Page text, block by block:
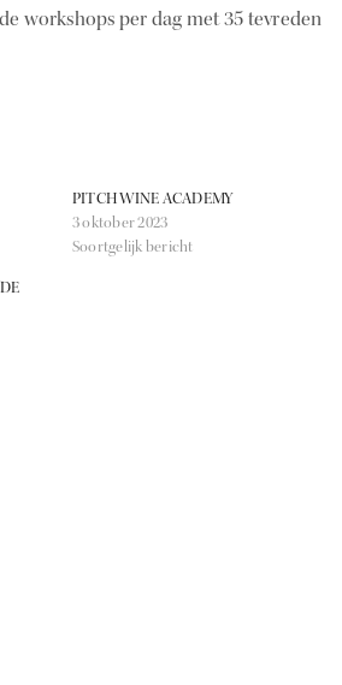
workshops per dag met 35 tevreden
PITCH WINE ACADEMY
3 oktober 2023
Soortgelijk bericht